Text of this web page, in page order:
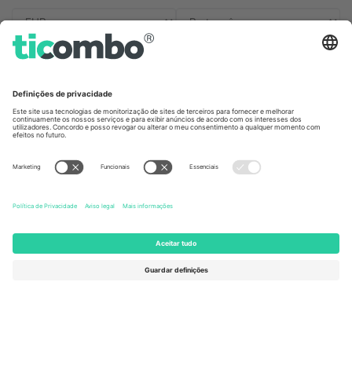
Germany
Unter den Linden 24, 10117
United Kingdom
167 City Road, London, Greater
Kingdom
United States
Newark, Delaware 19713, United
States
Engelberg, Switzerland